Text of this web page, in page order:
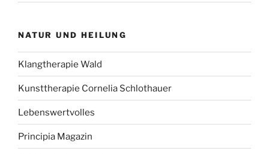
NATUR UND HEILUNG
Klangtherapie Wald
Kunsttherapie Cornelia Schlothauer
Lebenswertvolles
Principia Magazin